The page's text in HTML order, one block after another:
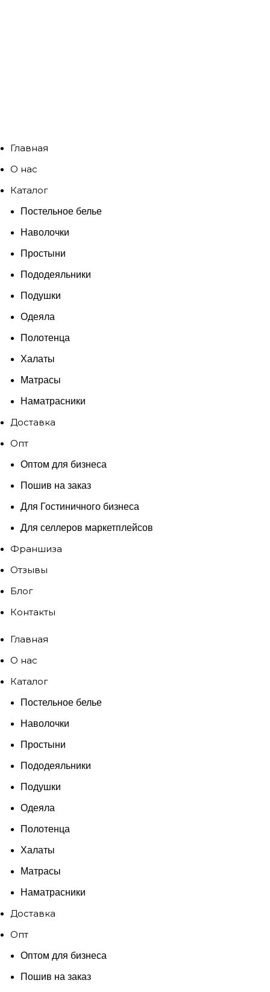
Главная
О нас
Каталог
Постельное белье
Наволочки
Простыни
Пододеяльники
Подушки
Одеяла
Полотенца
Халаты
Матрасы
Наматрасники
Доставка
Опт
Оптом для бизнеса
Пошив на заказ
Для Гостиничного бизнеса
Для селлеров маркетплейсов
Франшиза
Отзывы
Блог
Контакты
Главная
О нас
Каталог
Постельное белье
Наволочки
Простыни
Пододеяльники
Подушки
Одеяла
Полотенца
Халаты
Матрасы
Наматрасники
Доставка
Опт
Оптом для бизнеса
Пошив на заказ